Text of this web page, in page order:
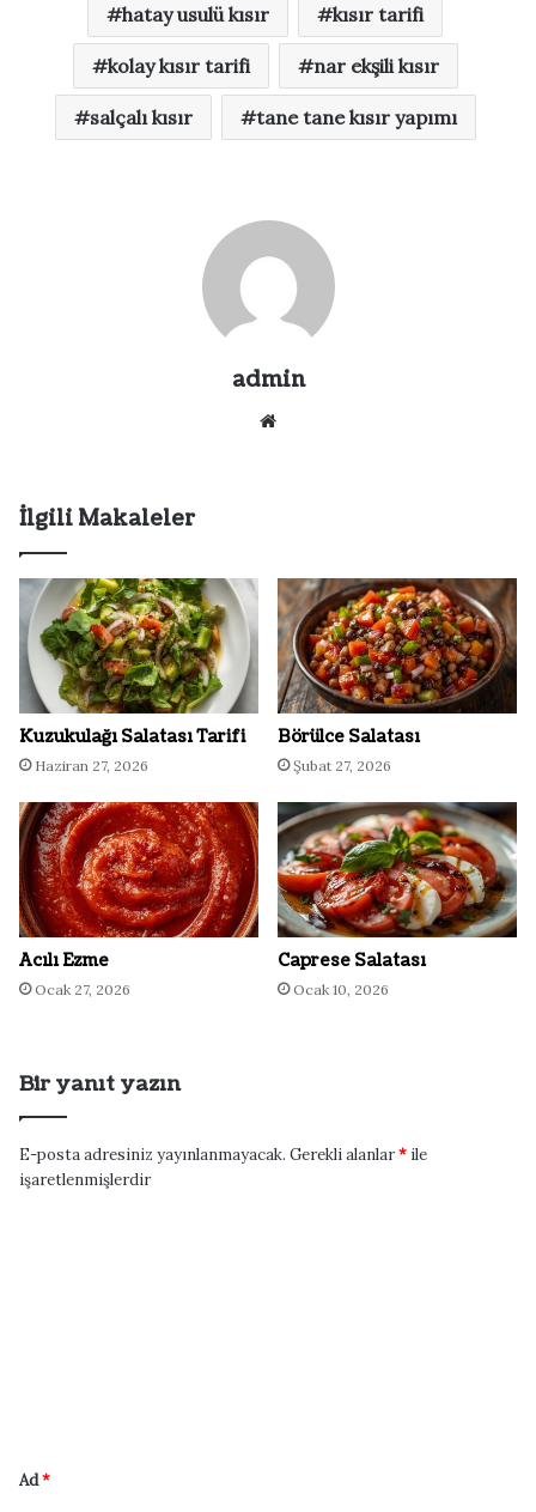
hatay usulü kısır kısır tarifi
kolay kısır tarifi nar ekşili kısır
salçalı kısır tane tane kısır yapımı
admin
İlgili Makaleler
Kuzukulağı Salatası Tarifi
Haziran 27, 2026
Börülce Salatası
Şubat 27, 2026
Acılı Ezme
Ocak 27, 2026
Caprese Salatası
Ocak 10, 2026
Bir yanıt yazın
E-posta adresiniz yayınlanmayacak. Gerekli alanlar* ile
işaretlenmişlerdir
Ad*